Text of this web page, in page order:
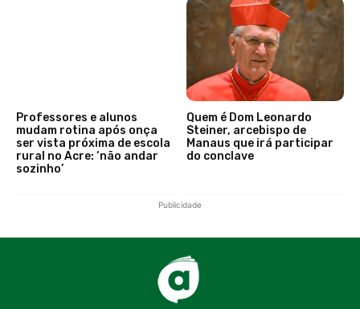
Professores e alunos
mudam rotina após onça
ser vista próxima de escola
rural no Acre: ‘não andar
sozinho’
Quem é Dom Leonardo
Steiner, arcebispo de
Manaus que irá participar
do conclave
Publicidade